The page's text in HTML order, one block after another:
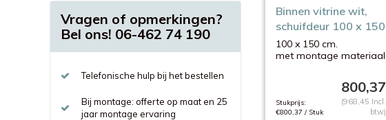
Vragen of opmerkingen?
Bel ons! 06-462 74 190
Telefonische hulp bij het bestellen
Bij montage: offerte op maat en 25
jaar montage ervaring
Binnen vitrine wit,
schuifdeur 100 x 150
cm
100 x 150 cm.
met montage materiaal
800,37
Stukprijs:
€800,37 / Stuk
(968,45 Incl.
btw)